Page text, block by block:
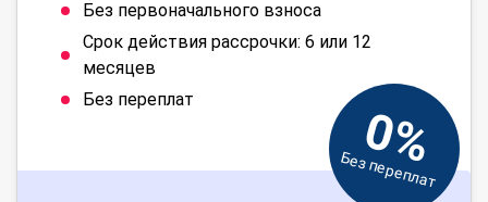
Без первоначального взноса
Срок действия рассрочки: 6 или 12
месяцев
Без переплат
0%
Без переплат